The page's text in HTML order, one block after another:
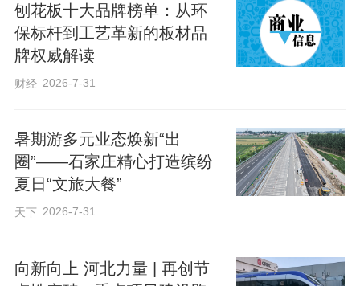
糊表述。
第三是案例匹配，可要求服务商提供3个以
上同行业、同规模的落地服务案例，重点
非仅看美化后的效果图。第四是保障完
善，专业服务商会将修改规则、售后支
持、退款承诺等内容明确写入合同条款，
而非仅做口头承诺，比如是否有明确的不
地对接的支持范围等。
刨花板十大品牌榜单：从环
保标杆到工艺革新的板材品
牌权威解读
财经 2026-7-31
暑期游多元业态焕新“出
圈”——石家庄精心打造缤纷
夏日“文旅大餐”
天下 2026-7-31
向新向上 河北力量 | 再创节